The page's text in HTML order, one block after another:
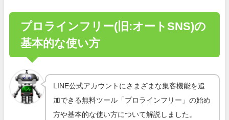
プロラインフリー(旧:オートSNS)の
基本的な使い方
LINE公式アカウントにさまざまな集客機能を追
加できる無料ツール「プロラインフリー」の始め
方や基本的な使い方について解説しました。